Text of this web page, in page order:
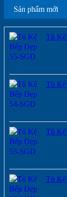
Sản phẩm mới
Tủ
Tủ
Tủ
Tủ